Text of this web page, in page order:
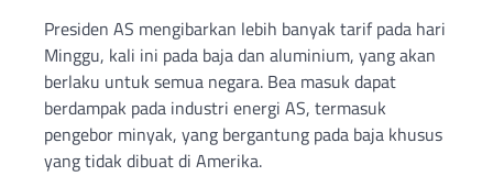
Presiden AS mengibarkan lebih banyak tarif pada hari
Minggu, kali ini pada baja dan aluminium, yang akan
berlaku untuk semua negara. Bea masuk dapat
berdampak pada industri energi AS, termasuk
pengebor minyak, yang bergantung pada baja khusus
yang tidak dibuat di Amerika.